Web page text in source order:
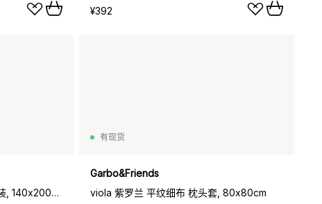
¥392
viola 紫罗兰 平纹细布 床品套装, 140x200cm/50x70cm
有现货
Garbo&Friends
viola 紫罗兰 平纹细布 枕头套, 80x80cm